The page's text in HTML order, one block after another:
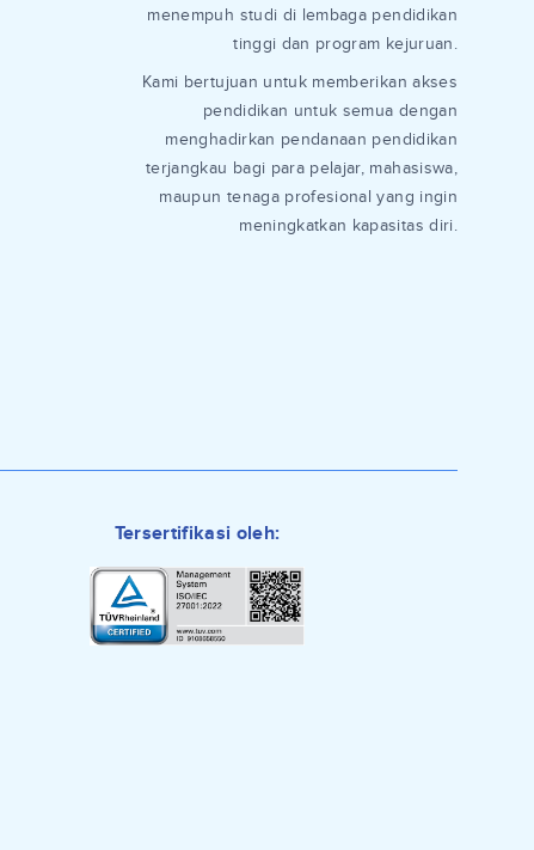
menempuh studi di lembaga pendidikan
tinggi dan program kejuruan.
Kami bertujuan untuk memberikan akses
pendidikan untuk semua dengan
menghadirkan pendanaan pendidikan
terjangkau bagi para pelajar, mahasiswa,
maupun tenaga profesional yang ingin
meningkatkan kapasitas diri.
Tersertifikasi oleh: